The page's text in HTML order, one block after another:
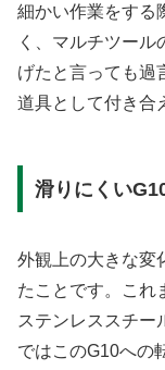
細かい作業をする
く、マルチツー
げたと言っても過
道具として付き合
滑りにくい
外観上の大きな変
たことです。これ
ステンレススチー
ではこのG10への